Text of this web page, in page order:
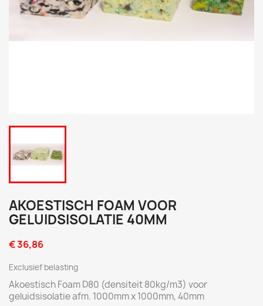
AKOESTISCH FOAM VOOR
GELUIDSISOLATIE 40MM
€ 36,86
Exclusief belasting
Akoestisch Foam D80 (densiteit 80kg/m3) voor
geluidsisolatie afm. 1000mm x 1000mm, 40mm